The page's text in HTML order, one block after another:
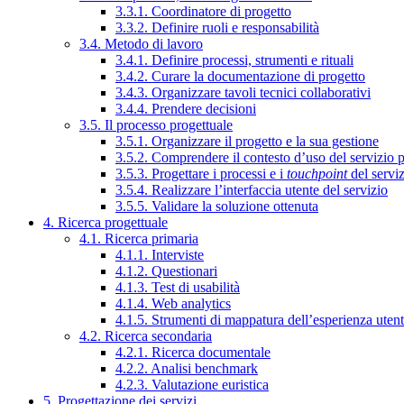
3.3.1. Coordinatore di progetto
3.3.2. Definire ruoli e responsabilità
3.4. Metodo di lavoro
3.4.1. Definire processi, strumenti e rituali
3.4.2. Curare la documentazione di progetto
3.4.3. Organizzare tavoli tecnici collaborativi
3.4.4. Prendere decisioni
3.5. Il processo progettuale
3.5.1. Organizzare il progetto e la sua gestione
3.5.2. Comprendere il contesto d’uso del servizio
3.5.3. Progettare i processi e i touchpointdel
3.5.4. Realizzare l’interfaccia utente del servizio
3.5.5. Validare la soluzione ottenuta
4. Ricerca progettuale
4.1. Ricerca primaria
4.1.1. Interviste
4.1.2. Questionari
4.1.3. Test di usabilità
4.1.4. Web analytics
4.1.5. Strumenti di mappatura dell’esperienza
4.2. Ricerca secondaria
4.2.1. Ricerca documentale
4.2.2. Analisi benchmark
4.2.3. Valutazione euristica
5. Progettazione dei servizi